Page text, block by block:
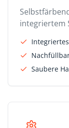
integriertem
Saubere